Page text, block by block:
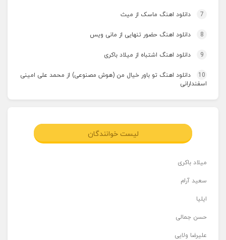
7 دانلود اهنگ ماسک از میث
8 دانلود اهنگ حضور تنهایی از مانی ویس
9 دانلود اهنگ اشتباه از میلاد باکری
10
دانلود اهنگ تو باور خیال من (هوش مصنوعی) از محمد علی امینی
اسفندارانی
لیست خوانندگان
میلاد باکری
سعید آرام
ایلیا
حسن جمالی
علیرضا ولایی